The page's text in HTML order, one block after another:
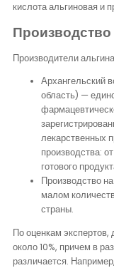
кислота альгиновая и
Производители
Архангельский
область) —
лекарственных
производства:
готового
Производство
малом
страны.
По оценкам экспертов,
около 10%, причем в
различается.